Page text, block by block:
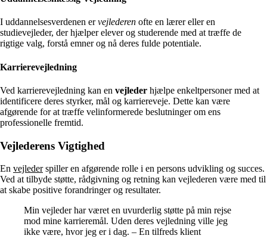
I uddannelsesverdenen ervejlederen ofte en lærer eller en
studievejleder, der hjælper elever og studerende med at træffe de
rigtige valg, forstå emner og nå deres fulde potentiale.
Karrierevejledning
Ved karrierevejledning kan en vejleder hjælpe enkeltpersoner med at
identificere deres styrker, mål og karriereveje. Dette kan være
afgørende for at træffe velinformerede beslutninger om ens
professionelle fremtid.
Vejlederens Vigtighed
En vejlederspiller en afgørende rolle i en persons udvikling og succes.
Ved at tilbyde støtte, rådgivning og retning kan vejlederen være med til
at skabe positive forandringer og resultater.
Min vejleder har været en uvurderlig støtte på min rejse
mod mine karrieremål. Uden deres vejledning ville jeg
ikke være, hvor jeg er i dag. – En tilfreds klient